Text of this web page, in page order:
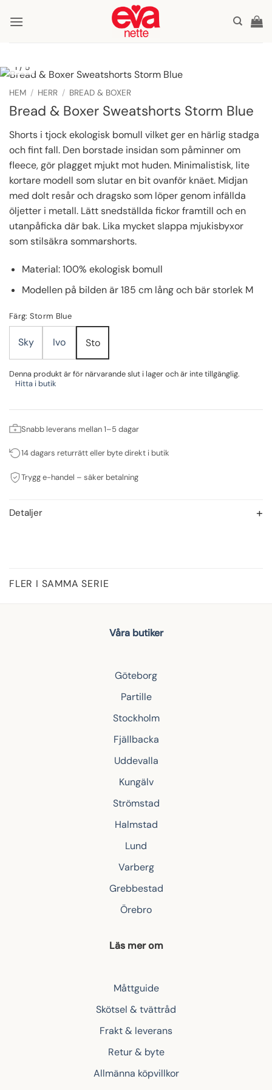
1 / 5
HEM / HERR / BREAD & BOXER
Bread & Boxer Sweatshorts Storm Blue
Shorts i tjock ekologisk bomull vilket ger en härlig stadga
och fint fall. Den borstade insidan som påminner om
fleece, gör plagget mjukt mot huden. Minimalistisk, lite
kortare modell som slutar en bit ovanför knäet. Midjan
med dolt resår och dragsko som löper genom infällda
öljetter i metall. Lätt snedställda fickor framtill och en
utanpåficka där bak. Lika mycket slappa mjukisbyxor
som stilsäkra sommarshorts.
Material: 100% ekologisk bomull
Modellen på bilden är 185 cm lång och bär storlek M
Färg: Storm Blue
Sky Ivo Sto
Denna produkt är för närvarande slut i lager och är inte tillgänglig.
Hitta i butik
Snabb leverans mellan 1–5 dagar
14 dagars returrätt eller byte direkt i butik
Trygg e-handel – säker betalning
Detaljer
FLER I SAMMA SERIE
Våra butiker
Göteborg
Partille
Stockholm
Fjällbacka
Uddevalla
Kungälv
Strömstad
Halmstad
Lund
Varberg
Grebbestad
Örebro
Läs mer om
Måttguide
Skötsel & tvättråd
Frakt & leverans
Retur & byte
Allmänna köpvillkor